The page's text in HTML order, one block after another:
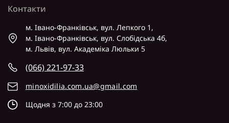
Контакти
м. Івано-Франківськ, вул. Лепкого 1,
м. Івано-Франківськ, вул. Слобідська 4б,
м. Львів, вул. Академіка Люльки 5
(066) 221-97-33
minoxidilia.com.ua@gmail.com
Щодня з 7:00 до 23:00